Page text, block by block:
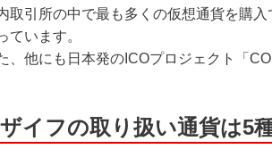
取引所の中で最も多くの仮想通貨を購
ています。
、他にも日本発のICOプロジェクト「
ザイフの取り扱い通貨は5種